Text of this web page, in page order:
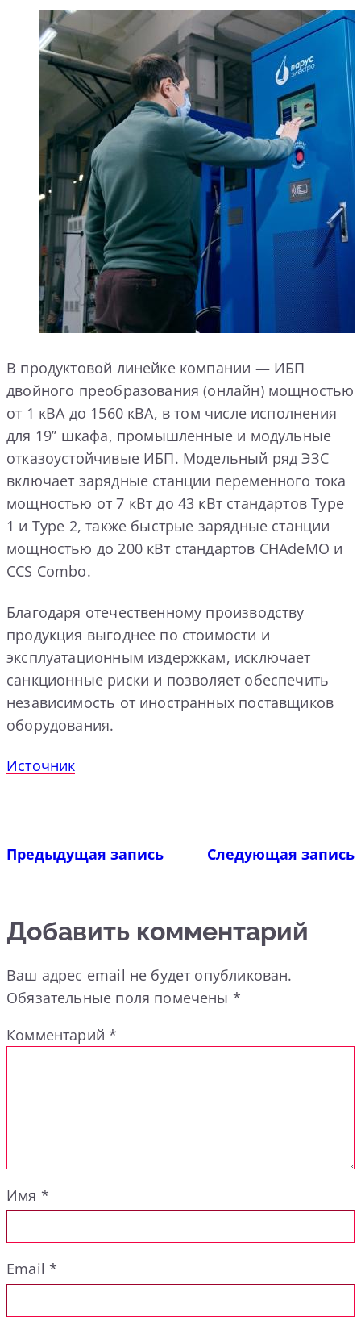
В продуктовой линейке компании — ИБП
двойного преобразования (онлайн) мощностью
от 1 кВА до 1560 кВА, в том числе исполнения
для 19’’ шкафа, промышленные и модульные
отказоустойчивые ИБП. Модельный ряд ЭЗС
включает зарядные станции переменного тока
мощностью от 7 кВт до 43 кВт стандартов Type
1 и Type 2, также быстрые зарядные станции
мощностью до 200 кВт стандартов CHAdeMO и
CCS Combo.
Благодаря отечественному производству
продукция выгоднее по стоимости и
эксплуатационным издержкам, исключает
санкционные риски и позволяет обеспечить
независимость от иностранных поставщиков
оборудования.
Источник
Предыдущая запись Следующая запись
Добавить комментарий
Ваш адрес email не будет опубликован.
Обязательные поля помечены *
Комментарий*
Имя *
Email*